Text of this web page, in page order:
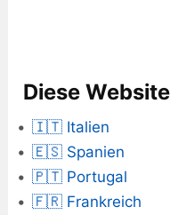
Diese
🇮🇹 Italien
🇪🇸 Spanien
🇵🇹 Portugal
🇫🇷 Frankreich